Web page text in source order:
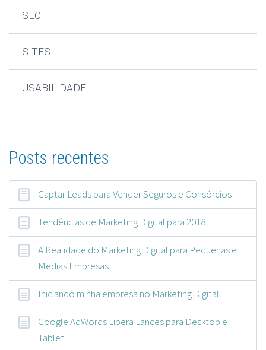
SEO
SITES
USABILIDADE
Posts recentes
Captar Leads para Vender Seguros e Consórcios
Tendências de Marketing Digital para 2018
A Realidade do Marketing Digital para Pequenas e
Medias Empresas
Iniciando minha empresa no Marketing Digital
Google AdWords Libera Lances para Desktop e
Tablet